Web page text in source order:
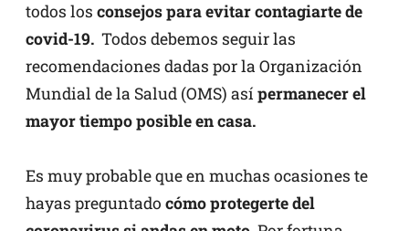
todos los consejos para evitar contagiarte de
covid-19. Todos debemos seguir las
recomendaciones dadas por la Organización
Mundial de la Salud (OMS) así permanecer el
mayor tiempo posible en casa.
Es muy probable que en muchas ocasiones te
hayas preguntado cómo protegerte del